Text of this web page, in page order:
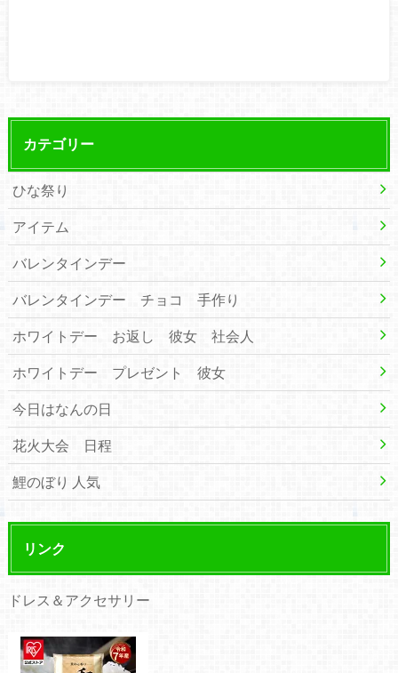
カテゴリー
ひな祭り
アイテム
バレンタインデー
バレンタインデー チョコ 手作り
ホワイトデー お返し 彼女 社会人
ホワイトデー プレゼント 彼女
今日はなんの日
花火大会 日程
鯉のぼり 人気
リンク
ドレス＆アクセサリー